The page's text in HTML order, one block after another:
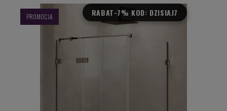
RABAT-7% KOD: DZISIAJ7
PROMOCJA